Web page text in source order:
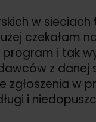
w sieciach
czekałam
program i tak
z danej
zgłoszenia w
i